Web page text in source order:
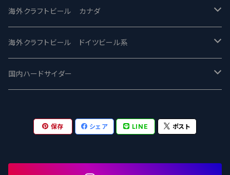
忽布古丹醸造 - HOP KOTAN
ワイマーケットブルーイング Y.Market Brewing
志賀高原ビール - SIGAKOGEN
箕面ビール - MINOH BEER
サンクトガーレン - Sankt Gallen
Fair State フェアステイト
Lagunitas ラグニタス
FirestoneWalker ファイアストーン
Mikkeller ミッケラー
Hop Nation ホップネーション
ワイルドチャイルド - Wilde Child
BrewDog Brewery - ブリュードッグ
The Flying Inn / ザ フライイング イン
Lambiek Fabriek - ファブリーク
Marble / マーブル
Heart Of Darkness - ハートオブダークネス
Carbon brews -カーボン
TAIHU - タイフー
Behemoth - ベヒーモス
ROCKY RIDGE - ロッキーリッジ
BODRIGGY BREWING ボッドリッジー
CO-CONSPIRATORS コ・コンスピレーターズ
Deep Creek Brewing Co.
8 Wired エイトワイアード
海外クラフトビール カナダ
Jackie O's ジャッキーオーズ
Westbrook ウェストブルック
Strathcona ストラスコナ
ODIN BREWING オディン
海外クラフトビール ドイツビール系
Karmeliten カーメリテン
Früh フリュー
Plank プランク
国内ハードサイダー
保存 シェア LINE ポスト